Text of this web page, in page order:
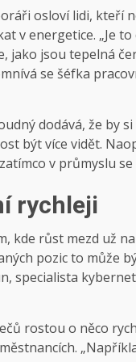
osloví lidi, kteří
v energetice. „Je
jako jsou tepelná
se šéfka
dodává, že by
být více vidět.
v průmyslu se
rychleji
kde růst mezd už
pozic to může
specialista
rostou o něco